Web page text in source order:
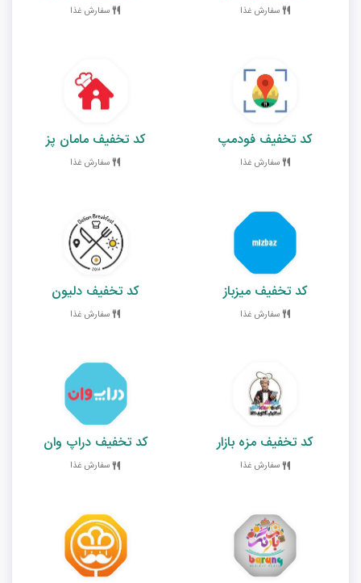
سفارش غذا سفارش غذا
کد تخفیف فودمپ
سفارش غذا
کد تخفیف مامان پز
سفارش غذا
کد تخفیف میزباز
سفارش غذا
کد تخفیف دلیون
سفارش غذا
کد تخفیف مزه بازار
سفارش غذا
کد تخفیف دراپ وان
سفارش غذا